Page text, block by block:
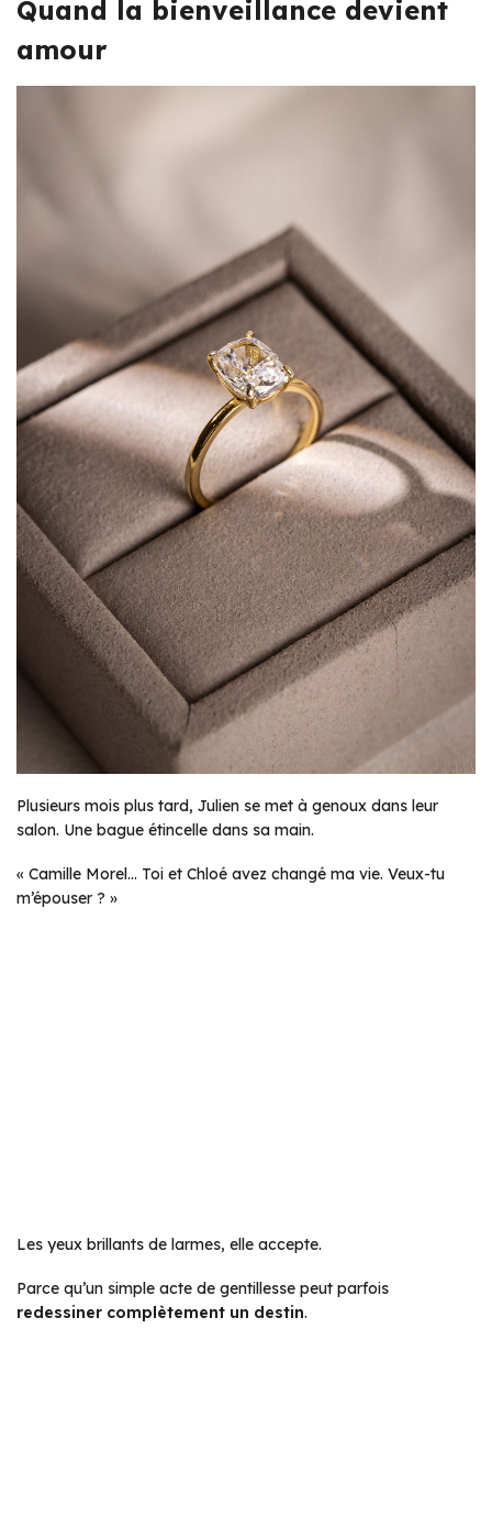
Quand la bienveillance devient
amour
Plusieurs mois plus tard, Julien se met à genoux dans leur
salon. Une bague étincelle dans sa main.
« Camille Morel… Toi et Chloé avez changé ma vie. Veux-tu
m’épouser ? »
Les yeux brillants de larmes, elle accepte.
Parce qu’un simple acte de gentillesse peut parfois
redessiner complètement un destin.